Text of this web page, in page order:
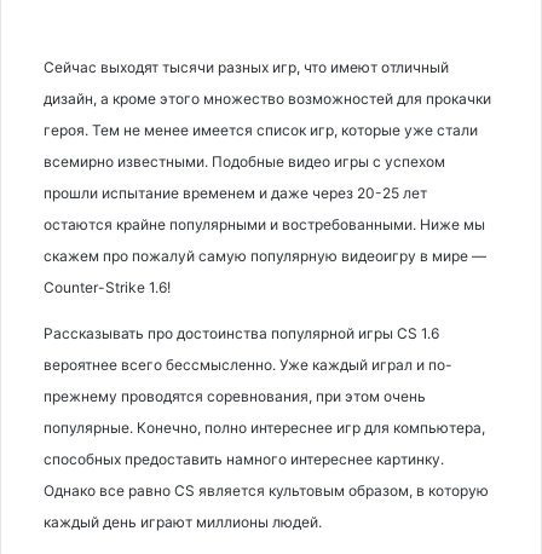
Сейчас выходят тысячи разных игр, что имеют отличный
дизайн, а кроме этого множество возможностей для прокачки
героя. Тем не менее имеется список игр, которые уже стали
всемирно известными. Подобные видео игры с успехом
прошли испытание временем и даже через 20-25 лет
остаются крайне популярными и востребованными. Ниже мы
скажем про пожалуй самую популярную видеоигру в мире —
Counter-Strike 1.6!
Рассказывать про достоинства популярной игры CS 1.6
вероятнее всего бессмысленно. Уже каждый играл и по-
прежнему проводятся соревнования, при этом очень
популярные. Конечно, полно интереснее игр для компьютера,
способных предоставить намного интереснее картинку.
Однако все равно CS является культовым образом, в которую
каждый день играют миллионы людей.